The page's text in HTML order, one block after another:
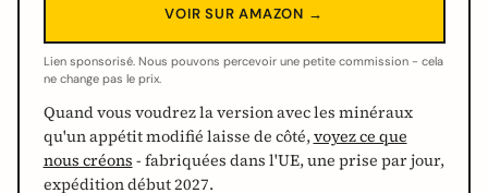
VOIR SUR AMAZON →
Lien sponsorisé. Nous pouvons percevoir une petite commission - cela
ne change pas le prix.
Quand vous voudrez la version avec les minéraux
qu'un appétit modifié laisse de côté,voyez ce que
nous créons - fabriquées dans l'UE, une prise par jour,
expédition début 2027.